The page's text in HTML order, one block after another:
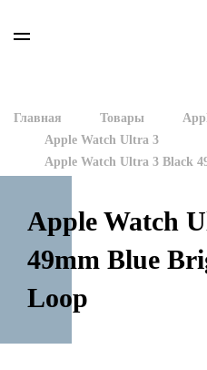
Главная Товары
Apple Watch Ultra 3
Apple Watch Ultra 3 Black
Apple Watch
49mm Blue
Loop